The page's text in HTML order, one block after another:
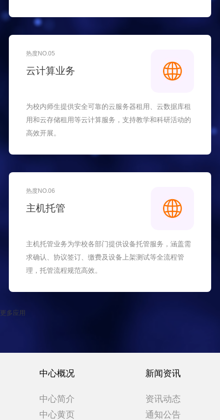
热度NO.05
云计算业务
为校内师生提供安全可靠的云服务器租用、云数据库租
用和云存储租用等云计算服务，支持教学和科研活动的
高效开展。
热度NO.06
主机托管
主机托管业务为学校各部门提供设备托管服务，涵盖需
求确认、协议签订、缴费及设备上架测试等全流程管
理，托管流程规范高效。
更多应用
中心概况
中心简介
中心黄页
新闻资讯
资讯动态
通知公告